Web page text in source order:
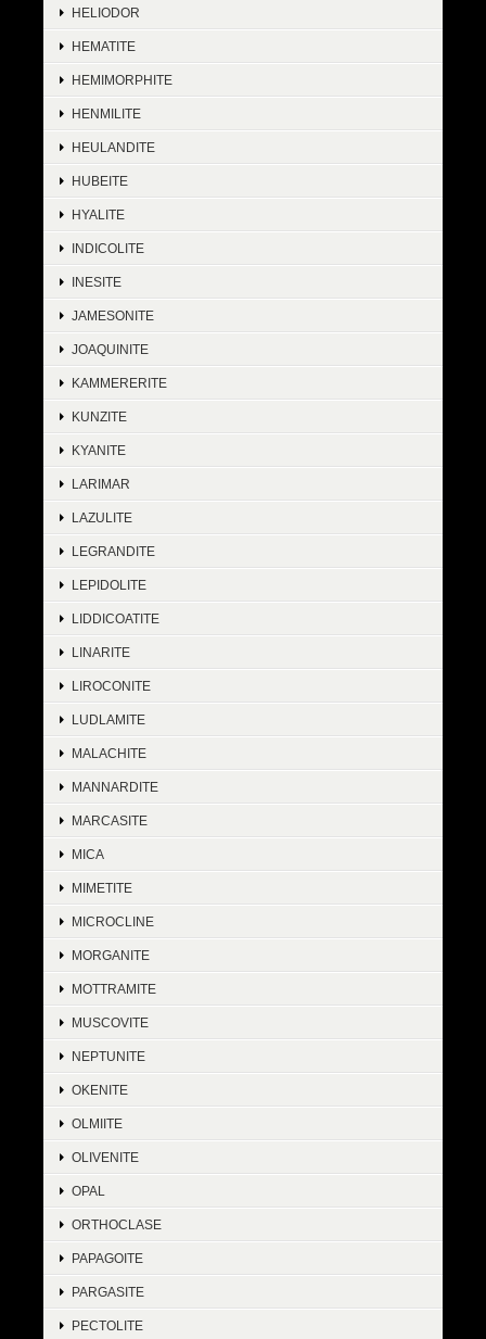
HELIODOR
HEMATITE
HEMIMORPHITE
HENMILITE
HEULANDITE
HUBEITE
HYALITE
INDICOLITE
INESITE
JAMESONITE
JOAQUINITE
KAMMERERITE
KUNZITE
KYANITE
LARIMAR
LAZULITE
LEGRANDITE
LEPIDOLITE
LIDDICOATITE
LINARITE
LIROCONITE
LUDLAMITE
MALACHITE
MANNARDITE
MARCASITE
MICA
MIMETITE
MICROCLINE
MORGANITE
MOTTRAMITE
MUSCOVITE
NEPTUNITE
OKENITE
OLMIITE
OLIVENITE
OPAL
ORTHOCLASE
PAPAGOITE
PARGASITE
PECTOLITE